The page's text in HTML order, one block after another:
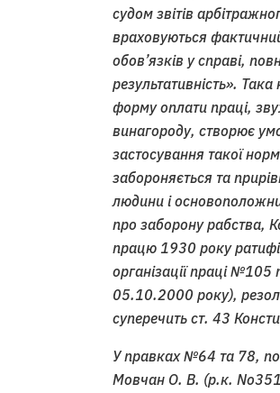
судом звітів
враховуються
обов’язків у справі,
результативність».
форму оплати праці,
винагороду, створює
застосування такої
забороняється та
людини і
про заборону рабства,
працю 1930 року
організації праці
05.10.2000 року),
суперечить ст. 43
У правках №64 та 78,
Мовчан О. В. (р.к.